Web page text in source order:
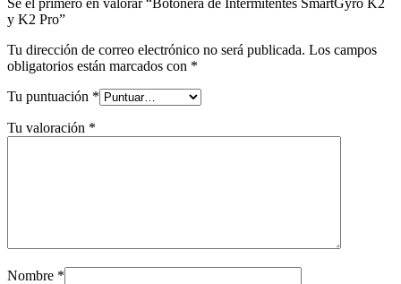
y K2 Pro”
Tu dirección de correo electrónico no será publicada. Los campos
obligatorios están marcados con *
Tu puntuación *
Tu valoración *
Nombre *